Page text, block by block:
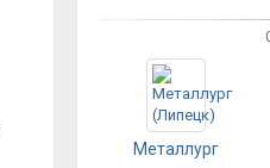
Металлург